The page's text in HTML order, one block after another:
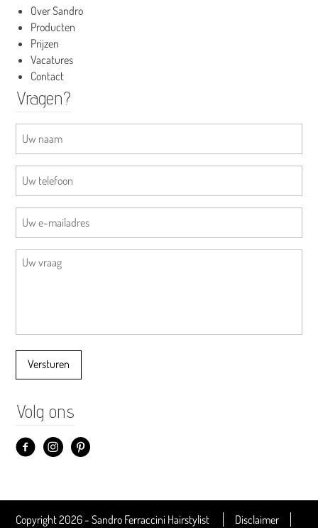
Over Sandro
Producten
Prijzen
Vacatures
Contact
Vragen?
Versturen
Volg ons
Copyright 2026 - Sandro Ferraccini Hairstylist Disclaimer